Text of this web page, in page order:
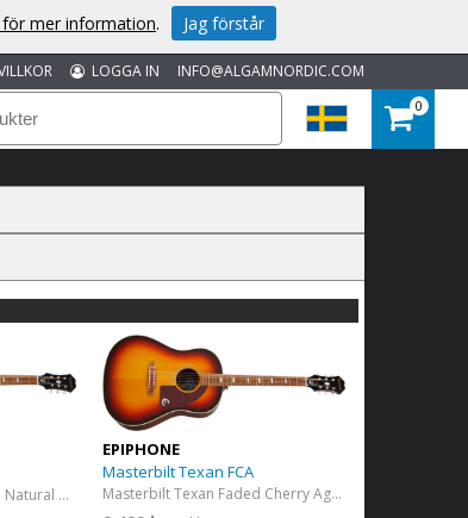
INFO@ALGAMNORDIC.COM
LOGGA IN
0
Masterbilt Texan Antique Natural Aged
EPIPHONE
Masterbilt Texan FCA
Masterbilt Texan Faded Cherry Aged
för mer information. Jag förstår